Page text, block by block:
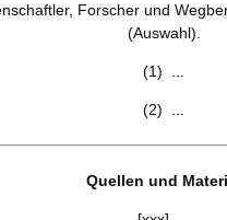
Forscher und
(Auswahl).
(1) ...
(2) ...
Quellen und